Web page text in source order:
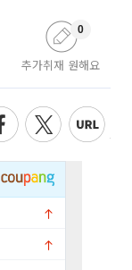
추가취재 원해요
0